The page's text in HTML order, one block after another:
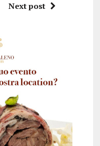
Next post